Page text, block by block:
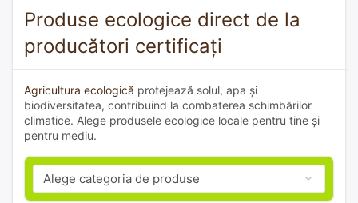
Produse ecologice direct de la
producători certificați
Agricultura ecologică protejează solul, apa și
biodiversitatea, contribuind la combaterea schimbărilor
climatice. Alege produsele ecologice locale pentru tine și
pentru mediu.